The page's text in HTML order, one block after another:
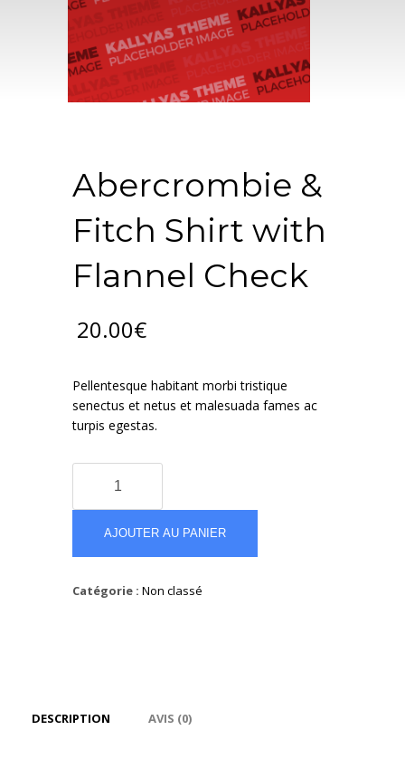
Abercrombie &
Fitch Shirt with
Flannel Check
20.00€
Pellentesque habitant morbi tristique
senectus et netus et malesuada fames ac
turpis egestas.
Abercrombie
with
AJOUTER AU PANIER
Catégorie : Non classé
DESCRIPTION AVIS (0)